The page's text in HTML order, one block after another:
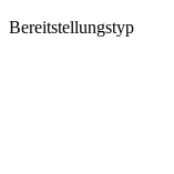
Bereitstellungstyp